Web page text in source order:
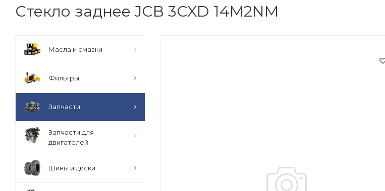
Стекло заднее JCB 3CXD 14M2NM
Масла и смазки
Фильтры
Запчасти
Запчасти для
двигателей
Шины и диски